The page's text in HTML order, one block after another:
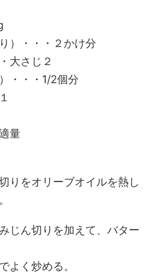
）・・・２かけ分
大さじ２
・・・1/2個分
量
りをオリーブオイルを熱し
じん切りを加えて、バター
よく炒める。